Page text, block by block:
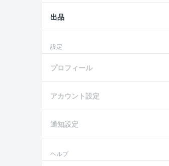
出品
設定
プロフィール
アカウント設定
通知設定
ヘルプ